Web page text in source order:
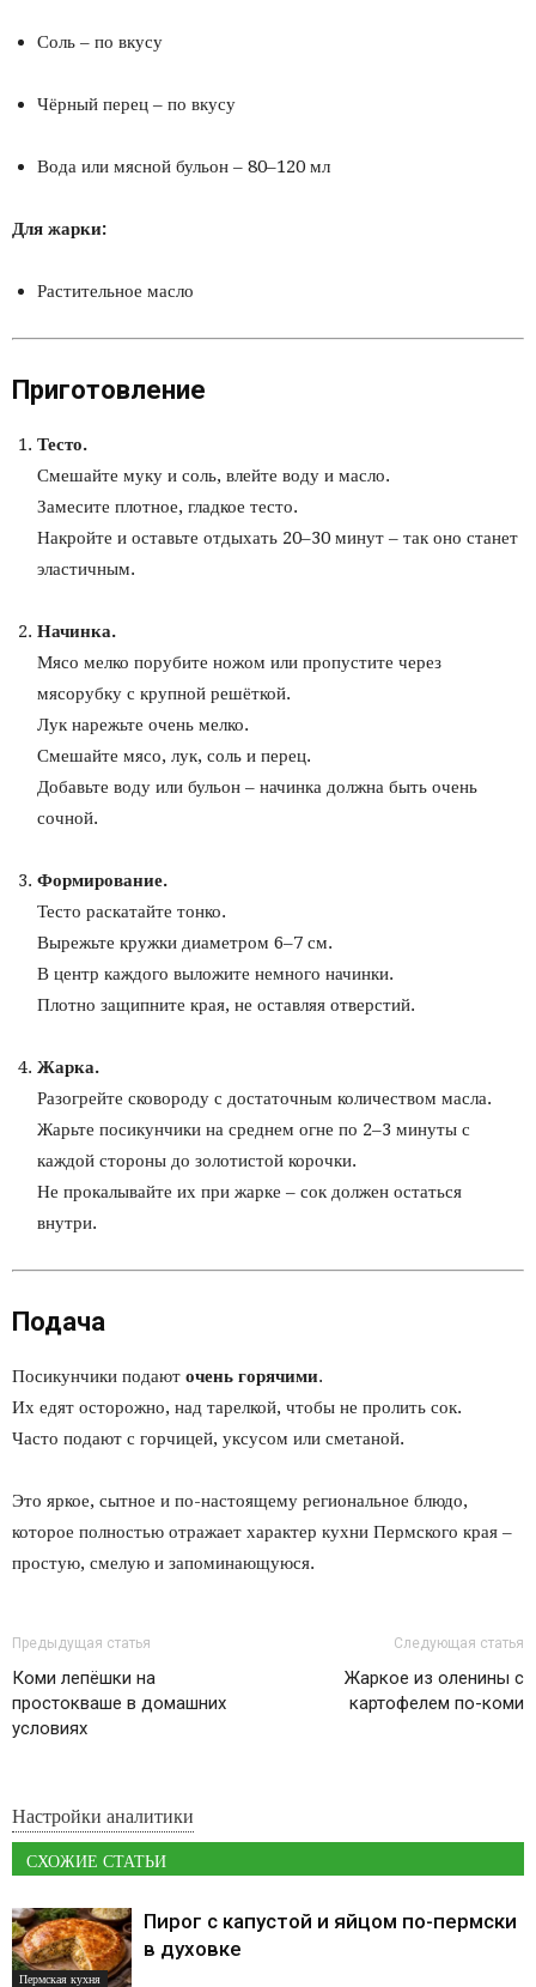
Соль – по вкусу
Чёрный перец – по вкусу
Вода или мясной бульон – 80–120 мл
Для жарки:
Растительное масло
Приготовление
Тесто.
Смешайте муку и соль, влейте воду и масло.
Замесите плотное, гладкое тесто.
Накройте и оставьте отдыхать 20–30 минут – так оно станет
эластичным.
Начинка.
Мясо мелко порубите ножом или пропустите через
мясорубку с крупной решёткой.
Лук нарежьте очень мелко.
Смешайте мясо, лук, соль и перец.
Добавьте воду или бульон – начинка должна быть очень
сочной.
Формирование.
Тесто раскатайте тонко.
Вырежьте кружки диаметром 6–7 см.
В центр каждого выложите немного начинки.
Плотно защипните края, не оставляя отверстий.
Жарка.
Разогрейте сковороду с достаточным количеством масла.
Жарьте посикунчики на среднем огне по 2–3 минуты с
каждой стороны до золотистой корочки.
Не прокалывайте их при жарке – сок должен остаться
внутри.
Подача
Посикунчики подают очень горячими.
Их едят осторожно, над тарелкой, чтобы не пролить сок.
Часто подают с горчицей, уксусом или сметаной.
Это яркое, сытное и по-настоящему региональное блюдо,
которое полностью отражает характер кухни Пермского края –
простую, смелую и запоминающуюся.
Предыдущая статья
Коми лепёшки на
простокваше в домашних
условиях
Следующая статья
Жаркое из оленины с
картофелем по-коми
Настройки аналитики
СХОЖИЕ СТАТЬИ
Пермская кухня
Пирог с капустой и яйцом по-пермски
в духовке